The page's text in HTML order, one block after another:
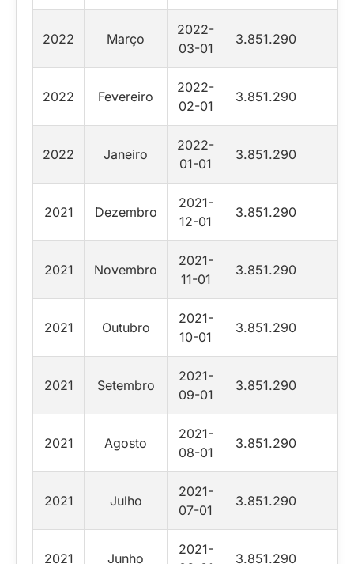
2022 Março
2022-
03-01
3.851.290
2022 Fevereiro
2022-
02-01
3.851.290
2022 Janeiro
2022-
01-01
3.851.290
2021 Dezembro
2021-
12-01
3.851.290
2021 Novembro
2021-
11-01
3.851.290
2021 Outubro
2021-
10-01
3.851.290
2021 Setembro
2021-
09-01
3.851.290
2021 Agosto
2021-
08-01
3.851.290
2021 Julho
2021-
07-01
3.851.290
2021 Junho
2021-
3.851.290